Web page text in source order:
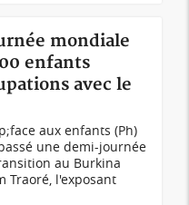
mondiale
enfants
avec le
aux enfants (Ph)
une demi-journée
au Burkina
Traoré, l'exposant